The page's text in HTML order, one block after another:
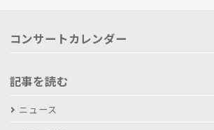
コンサートカレンダー
記事を読む
ニュース